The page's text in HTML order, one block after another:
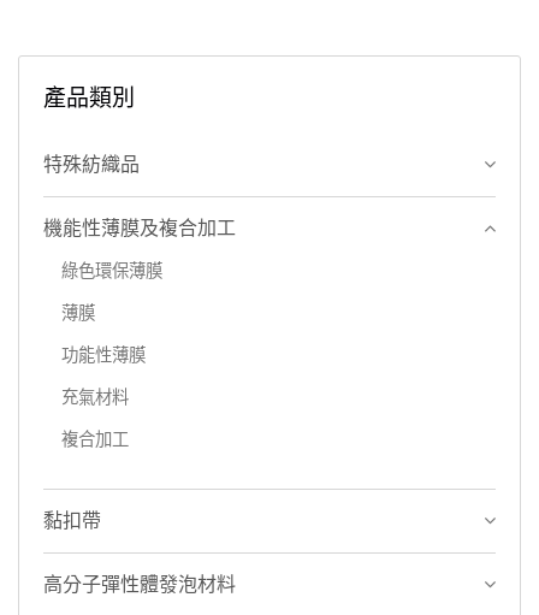
述考量，我們將困難點轉化
為力量，開發「生質透濕
TPU薄膜」，材料通過美國
產品類別
特殊紡織品
機能性薄膜及複合加工
綠色環保薄膜
薄膜
功能性薄膜
充氣材料
複合加工
黏扣帶
高分子彈性體發泡材料